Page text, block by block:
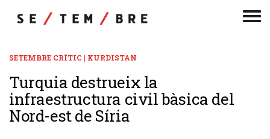
SETEMBRE CRÍTIC | KURDISTAN
​Turquia destrueix la
infraestructura civil bàsica del
Nord-est de Síria